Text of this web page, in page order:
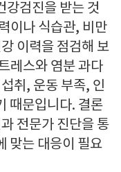
강검진을 받는 것
이나 식습관, 비만
이력을 점검해 보
레스와 염분 과다
취, 운동 부족, 인
때문입니다. 결론
전문가 진단을 통
맞는 대응이 필요